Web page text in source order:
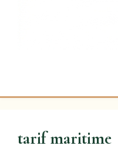
tarif maritime